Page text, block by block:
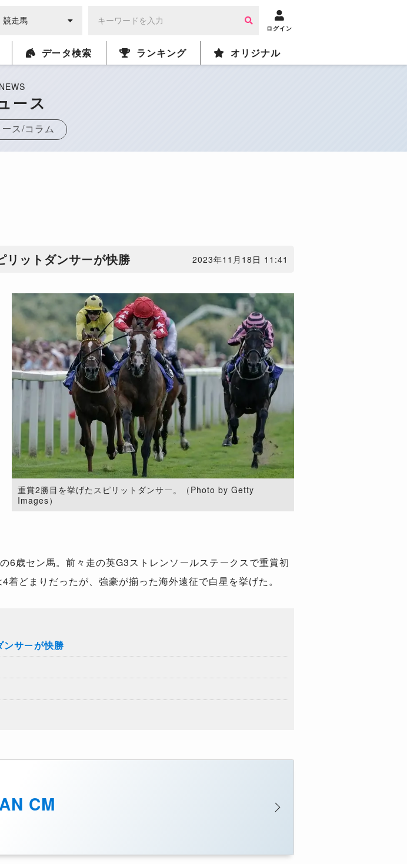
ログイン
データ検索 ランキング オリジナル
NEWS
ース
ス/コラム
リットダンサーが快勝 2023年11月18日 11:41
重賞2勝目を挙げたスピリットダンサー。（Photo by Getty
Images）
歳セン馬。前々走の英G3ストレンソールステークスで重賞初
どまりだったが、強豪が揃った海外遠征で白星を挙げた。
サーが快勝
CM